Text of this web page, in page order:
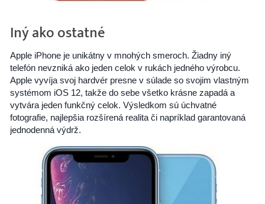
Iný ako ostatné
Apple iPhone je unikátny v mnohých smeroch. Žiadny iný
telefón nevzniká ako jeden celok v rukách jedného výrobcu.
Apple vyvíja svoj hardvér presne v súlade so svojim vlastným
systémom iOS 12, takže do sebe všetko krásne zapadá a
vytvára jeden funkčný celok. Výsledkom sú úchvatné
fotografie, najlepšia rozšírená realita či napríklad garantovaná
jednodenná výdrž.